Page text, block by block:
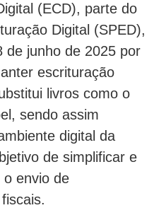
(ECD), parte do
Digital (SPED),
de junho de 2025 por
escrituração
livros como o
sendo assim
digital da
de simplificar e
envio de